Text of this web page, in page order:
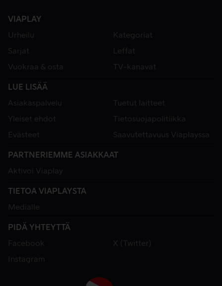
VIAPLAY
Urheilu
Kategoriat
Sarjat
Leffat
Vuokraa & osta
TV-kanavat
LUE LISÄÄ
Asiakaspalvelu
Tuetut laitteet
Yleiset ehdot
Tietosuojapolitiikka
Evästeet
Saavutettavuus Viaplayssa
PARTNERIEMME ASIAKKAAT
Aktivoi Viaplay
TIETOA VIAPLAYSTA
Medialle
PIDÄ YHTEYTTÄ
Facebook
X (Twitter)
Instagram